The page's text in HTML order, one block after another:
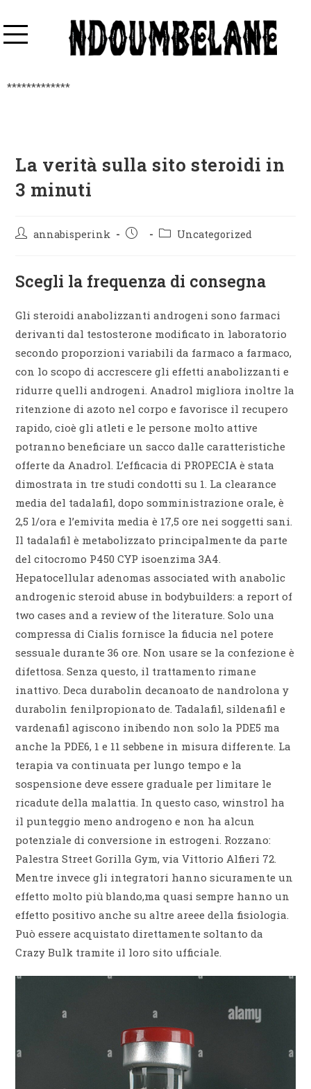
*************
La verità sulla sito steroidi in
3 minuti
annabisperink Uncategorized
Scegli la frequenza di consegna
Gli steroidi anabolizzanti androgeni sono farmaci
derivanti dal testosterone modificato in laboratorio
secondo proporzioni variabili da farmaco a farmaco,
con lo scopo di accrescere gli effetti anabolizzanti e
ridurre quelli androgeni. Anadrol migliora inoltre la
ritenzione di azoto nel corpo e favorisce il recupero
rapido, cioè gli atleti e le persone molto attive
potranno beneficiare un sacco dalle caratteristiche
offerte da Anadrol. L’efficacia di PROPECIA è stata
dimostrata in tre studi condotti su 1. La clearance
media del tadalafil, dopo somministrazione orale, è
2,5 l/ora e l’emivita media è 17,5 ore nei soggetti sani.
Il tadalafil è metabolizzato principalmente da parte
del citocromo P450 CYP isoenzima 3A4.
Hepatocellular adenomas associated with anabolic
androgenic steroid abuse in bodybuilders: a report of
two cases and a review of the literature. Solo una
compressa di Cialis fornisce la fiducia nel potere
sessuale durante 36 ore. Non usare se la confezione è
difettosa. Senza questo, il trattamento rimane
inattivo. Deca durabolin decanoato de nandrolona y
durabolin fenilpropionato de. Tadalafil, sildenafil e
vardenafil agiscono inibendo non solo la PDE5 ma
anche la PDE6, 1 e 11 sebbene in misura differente. La
terapia va continuata per lungo tempo e la
sospensione deve essere graduale per limitare le
ricadute della malattia. In questo caso, winstrol ha
il punteggio meno androgeno e non ha alcun
potenziale di conversione in estrogeni. Rozzano:
Palestra Street Gorilla Gym, via Vittorio Alfieri 72.
Mentre invece gli integratori hanno sicuramente un
effetto molto più blando,ma quasi sempre hanno un
effetto positivo anche su altre areee della fisiologia.
Può essere acquistato direttamente soltanto da
Crazy Bulk tramite il loro sito ufficiale.